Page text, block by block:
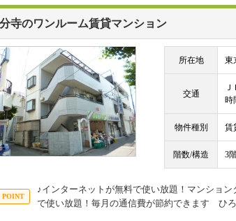
寺のワンルーム賃貸マンション
所在地 東
交通
時
物件種別 賃
階数/構造 3
♪インターネットが無料で使い放題！マンショ
で使い放題！毎月の通信費が節約できます ひ